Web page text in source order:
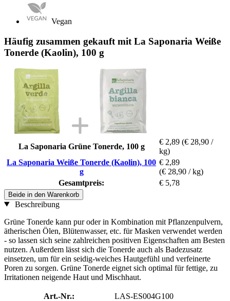
Vegan
Häufig zusammen gekauft mit La Saponaria Weiße
Tonerde (Kaolin), 100 g
La Saponaria Grüne Tonerde, 100 g
€ 2,89 (€ 28,90 /
kg)
La Saponaria Weiße Tonerde (Kaolin), 100
g
€ 2,89
(€ 28,90 / kg)
Gesamtpreis:
€ 5,78
Beide in den Warenkorb
Beschreibung
Grüne Tonerde kann pur oder in Kombination mit Pflanzenpulvern,
ätherischen Ölen, Blütenwasser, etc. für Masken verwendet werden
- so lassen sich seine zahlreichen positiven Eigenschaften am Besten
nutzen. Außerdem lässt sich die Tonerde auch als Badezusatz
einsetzen, um für ein seidig-weiches Hautgefühl und verfeinerte
Poren zu sorgen. Grüne Tonerde eignet sich optimal für fettige, zu
Irritationen neigende Haut und Mischhaut.
Art.-Nr.:
LAS-ES004G100